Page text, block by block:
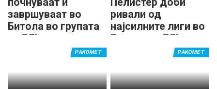
завршуваат во
Битола во групата
на ЕЛ!
ривали од
најсилните лиги во
Европа во ЕЛ!
РАКОМЕТ РАКОМЕТ